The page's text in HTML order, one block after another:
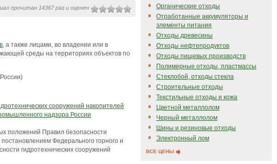
прочитан 14367 раз и оценен
, а также лицами, во владении или в
среды на территориях объектов по
сооружений накопителей
надзора России
положений Правил безопасности
Федерального горного и
гидротехнических сооружений
Органические отходы
Отработанные аккумуляторы и
элементы питания
Отходы древесины
Отходы нефтепродуктов
Отходы пищевых производств
Полимерные отходы, пластмассы
Стеклобой, отходы стекла
Строительные отходы
Текстильные отходы и кожа
Цветной металлолом
Черный металлолом
Шины и резиновые отходы
Электронный лом
ВСЕ ЦЕНЫ